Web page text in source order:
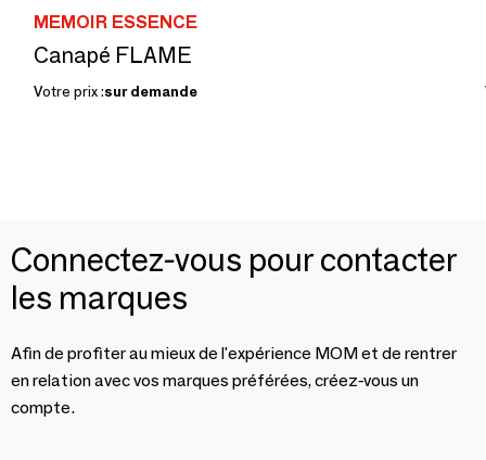
MEMOIR ESSENCE
Canapé FLAME
Votre prix :sur demande
Connectez-vous pour contacter
les marques
Afin de profiter au mieux de l'expérience MOM et de rentrer
en relation avec vos marques préférées, créez-vous un
compte.